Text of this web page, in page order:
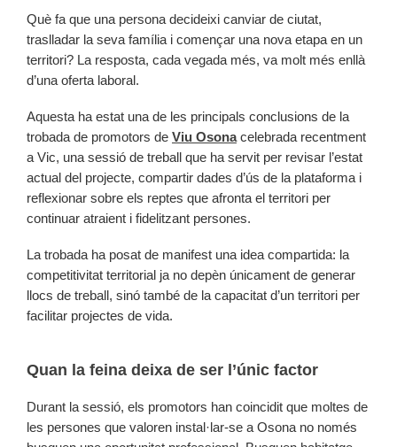
Què fa que una persona decideixi canviar de ciutat,
traslladar la seva família i començar una nova etapa en un
territori? La resposta, cada vegada més, va molt més enllà
d’una oferta laboral.
Aquesta ha estat una de les principals conclusions de la
trobada de promotors de Viu Osonacelebrada recentment
a Vic, una sessió de treball que ha servit per revisar l’estat
actual del projecte, compartir dades d’ús de la plataforma i
reflexionar sobre els reptes que afronta el territori per
continuar atraient i fidelitzant persones.
La trobada ha posat de manifest una idea compartida: la
competitivitat territorial ja no depèn únicament de generar
llocs de treball, sinó també de la capacitat d’un territori per
facilitar projectes de vida.
Quan la feina deixa de ser l’únic factor
Durant la sessió, els promotors han coincidit que moltes de
les persones que valoren instal·lar-se a Osona no només